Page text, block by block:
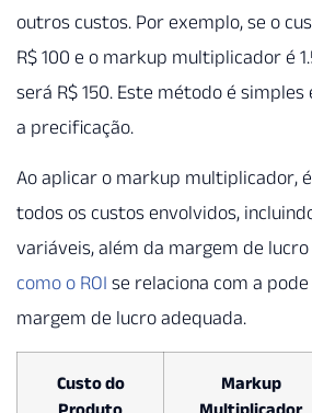
outros custos. Por exemplo, se o
R$ 100 e o markup multiplicador é
será R$ 150. Este método é
a precificação.
Ao aplicar o markup multiplicador,
todos os custos envolvidos,
variáveis, além da margem de lucro
como o ROI se relaciona com a
margem de lucro adequada.
Custo do
Produto
Markup
Multiplicador